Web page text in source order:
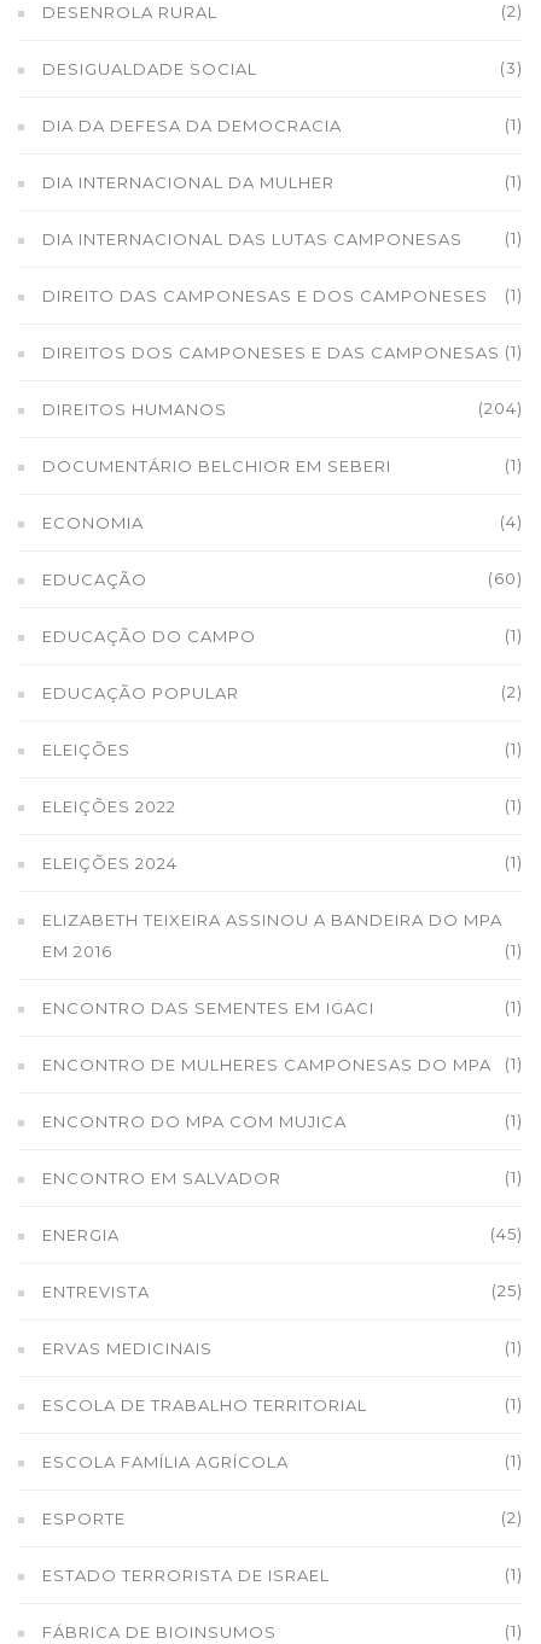
DESENROLA RURAL (2)
DESIGUALDADE SOCIAL (3)
DIA DA DEFESA DA DEMOCRACIA (1)
DIA INTERNACIONAL DA MULHER (1)
DIA INTERNACIONAL DAS LUTAS CAMPONESAS (1)
DIREITO DAS CAMPONESAS E DOS CAMPONESES (1)
DIREITOS DOS CAMPONESES E DAS CAMPONESAS (1)
DIREITOS HUMANOS (204)
DOCUMENTÁRIO BELCHIOR EM SEBERI (1)
ECONOMIA (4)
EDUCAÇÃO (60)
EDUCAÇÃO DO CAMPO (1)
EDUCAÇÃO POPULAR (2)
ELEIÇÕES (1)
ELEIÇÕES 2022 (1)
ELEIÇÕES 2024 (1)
ELIZABETH TEIXEIRA ASSINOU A BANDEIRA DO MPA
EM 2016
(1)
ENCONTRO DAS SEMENTES EM IGACI (1)
ENCONTRO DE MULHERES CAMPONESAS DO MPA (1)
ENCONTRO DO MPA COM MUJICA (1)
ENCONTRO EM SALVADOR (1)
ENERGIA (45)
ENTREVISTA (25)
ERVAS MEDICINAIS (1)
ESCOLA DE TRABALHO TERRITORIAL (1)
ESCOLA FAMÍLIA AGRÍCOLA (1)
ESPORTE (2)
ESTADO TERRORISTA DE ISRAEL (1)
FÁBRICA DE BIOINSUMOS (1)